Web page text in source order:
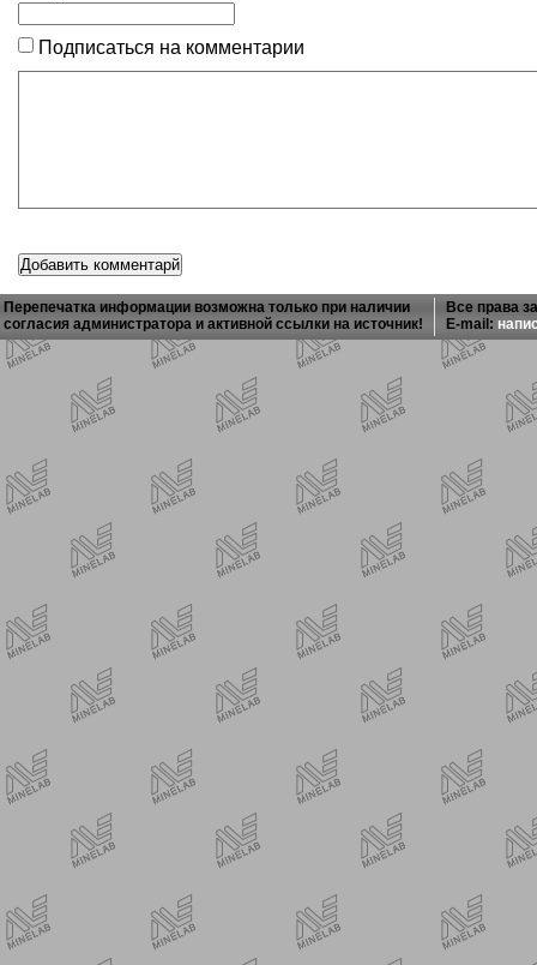
Подписаться на комментарии
Перепечатка информации возможна только при наличии
согласия администратора и активной ссылки на источник!
Все права
E-mail: